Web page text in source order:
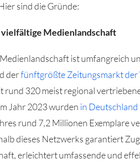
sind die Gründe:
vielfältige Medienlandschaft
ist umfangreich
derfünftgrößte Zeitungsmarkt
rund 320 meist regional
Jahr 2023 wurden in
rund 7,2 Millionen Exemplare
dieses Netzwerks garantiert
erleichtert umfassende und